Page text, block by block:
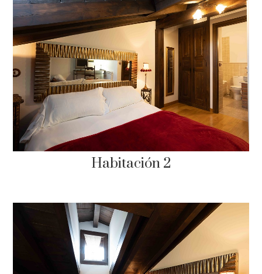
Habitación 2